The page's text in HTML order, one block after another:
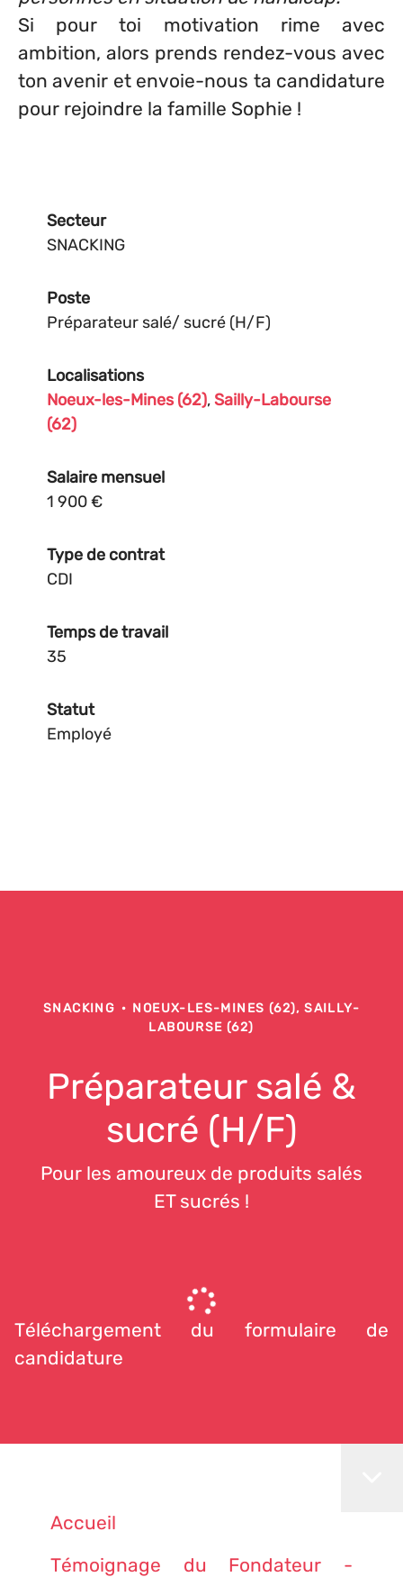
Si pour toi motivation rime avec
ambition, alors prends rendez-vous avec
ton avenir et envoie-nous ta candidature
pour rejoindre la famille Sophie !
Secteur
SNACKING
Poste
Préparateur salé/ sucré (H/F)
Localisations
Noeux-les-Mines (62),Sailly-Labourse
(62)
Salaire mensuel
1 900 €
Type de contrat
CDI
Temps de travail
35
Statut
Employé
SNACKING · NOEUX-LES-MINES (62), SAILLY-
LABOURSE (62)
Préparateur salé &
sucré (H/F)
Pour les amoureux de produits salés
ET sucrés !
Téléchargement du formulaire de
candidature
Accueil
Témoignage du Fondateur -